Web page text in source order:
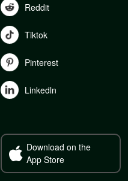
Reddit
Tiktok
Pinterest
Linkedln
Download on the
App Store